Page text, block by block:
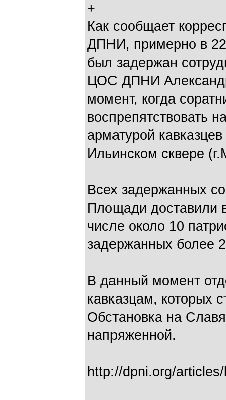
+
Как сообщает
ДПНИ, примерно в
был задержан
ЦОС ДПНИ
момент, когда
воспрепятствовать
арматурой
Ильинском сквере
Всех задержанных
Площади доставили
числе около 10
задержанных более
В данный момент
кавказцам, которых
Обстановка на
напряженной.
http://dpni.org/